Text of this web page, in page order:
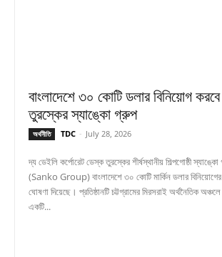
বাংলাদেশে ৩০ কোটি ডলার বিনিয়োগ করবে
তুরস্কের স্যাঙ্কো গ্রুপ
অর্থনীতি TDC - July 28, 2026
দ্য ডেইলি কর্পোরেট ডেস্ক তুরস্কের শীর্ষস্থানীয় শিল্পগোষ্ঠী স্যাঙ্কো গ্রুপ
(Sanko Group) বাংলাদেশে ৩০ কোটি মার্কিন ডলার বিনিয়োগের
ঘোষণা দিয়েছে। প্রতিষ্ঠানটি চট্টগ্রামের মিরসরাই অর্থনৈতিক অঞ্চলে
একটি...